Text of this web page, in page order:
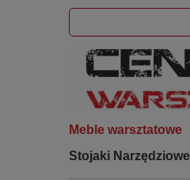
Meble warsztatowe
Stojaki Narzędziowe